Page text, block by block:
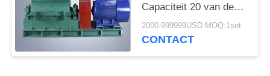
Capaciteit 20 van de
hamermolen - 25t/H
2000-999999USD MOQ:1set
CONTACT